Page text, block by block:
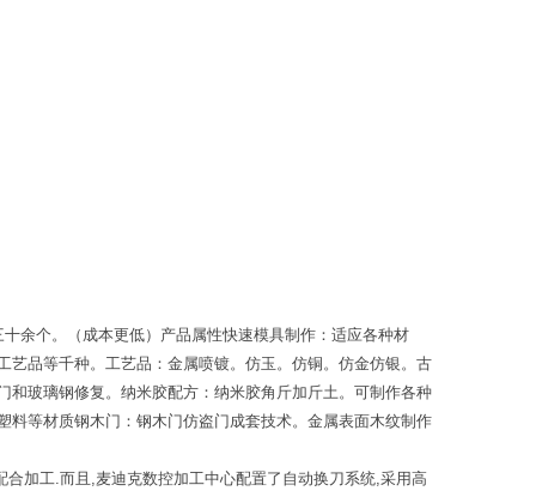
余个。（成本更低）产品属性快速模具制作：适应各种材
品等千种。工艺品：金属喷镀。仿玉。仿铜。仿金仿银。古
玻璃钢修复。纳米胶配方：纳米胶角斤加斤土。可制作各种
等材质钢木门：钢木门仿盗门成套技术。金属表面木纹制作
加工.而且,麦迪克数控加工中心配置了自动换刀系统,采用高